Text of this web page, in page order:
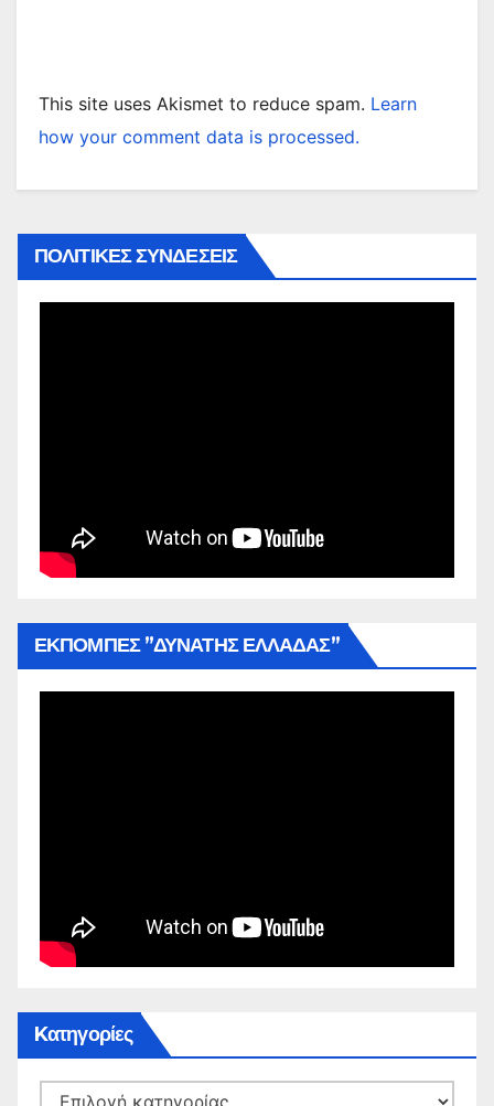
This site uses Akismet to reduce spam. Learn
how your comment data is processed.
ΠΟΛΙΤΙΚΕΣ ΣΥΝΔΕΣΕΙΣ
ΕΚΠΟΜΠΕΣ ”ΔΥΝΑΤΗΣ ΕΛΛΑΔΑΣ”
Kατηγορίες
Kατηγορίες